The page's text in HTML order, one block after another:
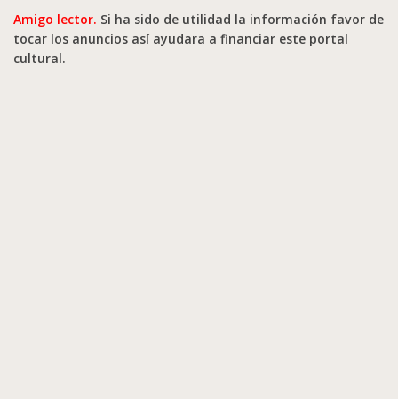
Amigo lector. Si ha sido de utilidad la información favor de
tocar los anuncios así ayudara a financiar este portal
cultural.